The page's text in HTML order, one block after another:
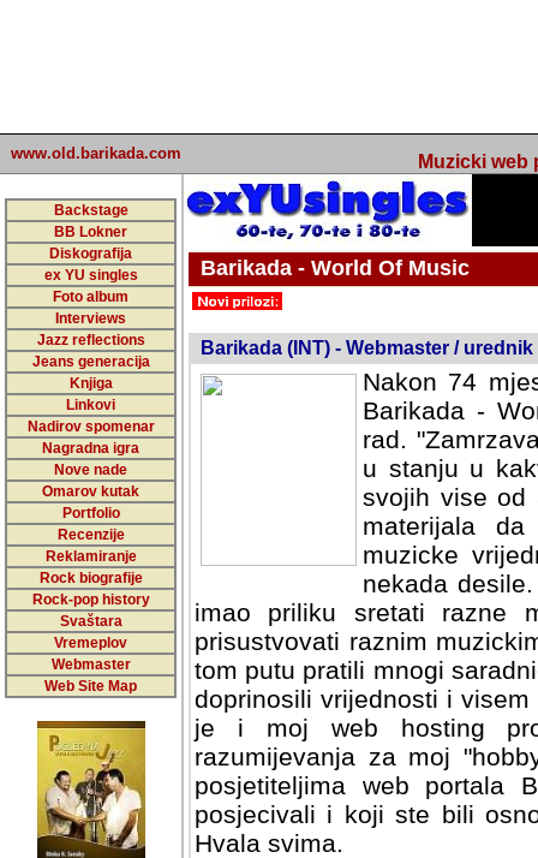
www.old.barikada.com Muzicki web
Backstage
BB Lokner
Diskografija
ex YU singles
Foto album
Interviews
Jazz reflections
Jeans generacija
Knjiga
Linkovi
Nadirov spomenar
Nagradna igra
Nove nade
Omarov kutak
Portfolio
Recenzije
Reklamiranje
Rock biografije
Rock-pop history
Svaštara
Vremeplov
Webmaster
Web Site Map
Barikada - World Of Music
Barikada (INT) - Webmaster / urednik
Nakon 74
Barikada -
rad.
u stanju u
svojih vise od
materijala
muzicke
nekada
imao priliku sretati razne
prisustvovati raznim
tom putu pratili mnogi
doprinosili vrijednosti i
je i moj web hosting
razumijevanja za moj
posjetiteljima web portala
posjecivali i koji ste bili
Hvala svima.